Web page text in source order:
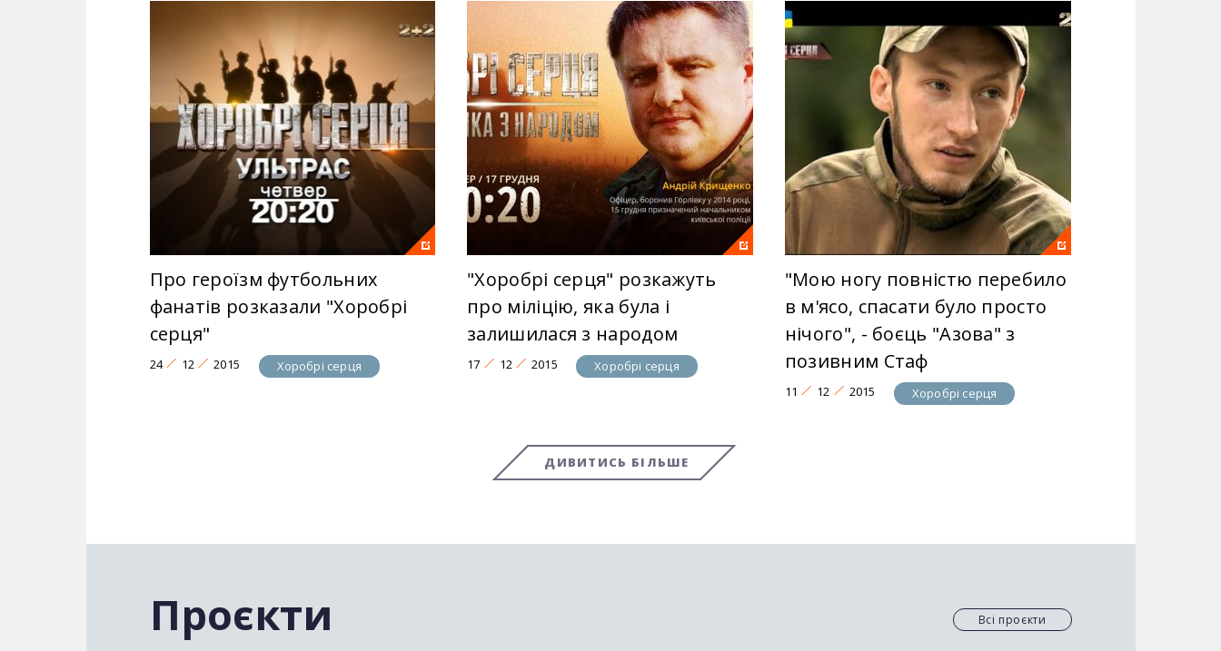
Про героїзм футбольних
фанатів розказали "Хоробрі
серця"
24 12 2015 Хоробрі серця
"Хоробрі серця" розкажуть
про міліцію, яка була і
залишилася з народом
17 12 2015 Хоробрі серця
"Мою ногу повністю перебило
в м'ясо, спасати було просто
нічого", - боєць "Азова" з
позивним Стаф
11 12 2015 Хоробрі серця
ДИВИТИСЬ БІЛЬШЕ
Проєкти Всі проєкти